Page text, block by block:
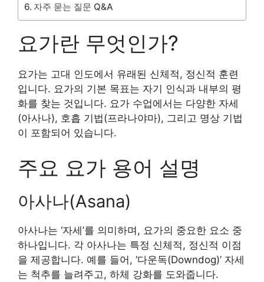
자주 묻는 질문 Q&A
요가란 무엇인가?
요가는 고대 인도에서 유래된 신체적, 정신적 훈련
입니다. 요가의 기본 목표는 자기 인식과 내부의 평
화를 찾는 것입니다. 요가 수업에서는 다양한 자세
(아사나), 호흡 기법(프라나야마), 그리고 명상 기법
이 포함되어 있습니다.
주요 요가 용어 설명
아사나(Asana)
아사나는 ‘자세’를 의미하며, 요가의 중요한 요소 중
하나입니다. 각 아사나는 특정 신체적, 정신적 이점
을 제공합니다. 예를 들어, ‘다운독(Downdog)’ 자세
는 척추를 늘려주고, 하체 강화를 도와줍니다.